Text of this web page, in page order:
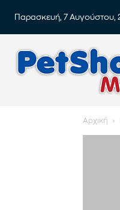
Παρασκευή, 7 Αυγούστου,
Αρχική